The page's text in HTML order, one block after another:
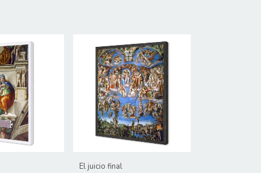
El juicio final